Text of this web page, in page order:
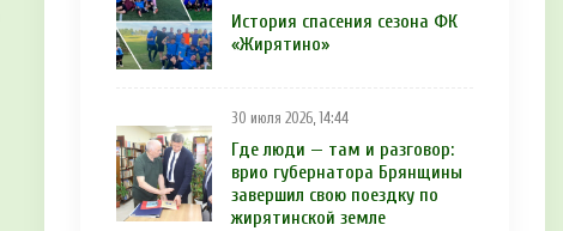
История спасения сезона ФК
«Жирятино»
30 июля 2026, 14:44
Где люди — там и разговор:
врио губернатора Брянщины
завершил свою поездку по
жирятинской земле